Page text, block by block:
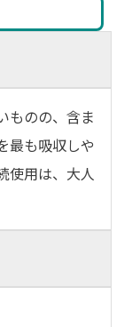
ものの、含ま
最も吸収しや
使用は、大人